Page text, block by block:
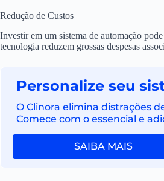
Redução de Custos
Investir em um sistema de automação
tecnologia reduzem grossas despesas
Personalize seu
O Clinora elimina distrações
Comece com o essencial e
SAIBA MAIS